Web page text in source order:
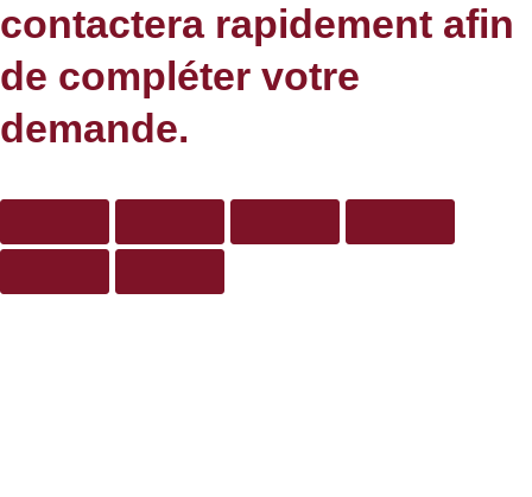
contactera rapidement afin
de compléter votre
demande.